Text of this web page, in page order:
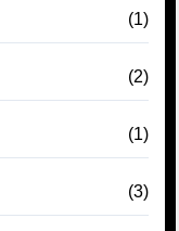
(1)
(2)
(1)
(3)